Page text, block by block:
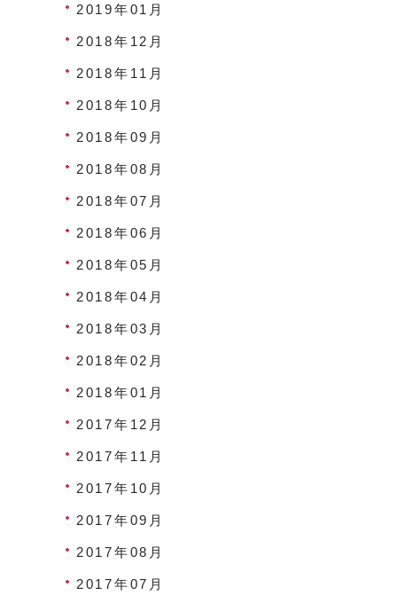
2019年01月
2018年12月
2018年11月
2018年10月
2018年09月
2018年08月
2018年07月
2018年06月
2018年05月
2018年04月
2018年03月
2018年02月
2018年01月
2017年12月
2017年11月
2017年10月
2017年09月
2017年08月
2017年07月